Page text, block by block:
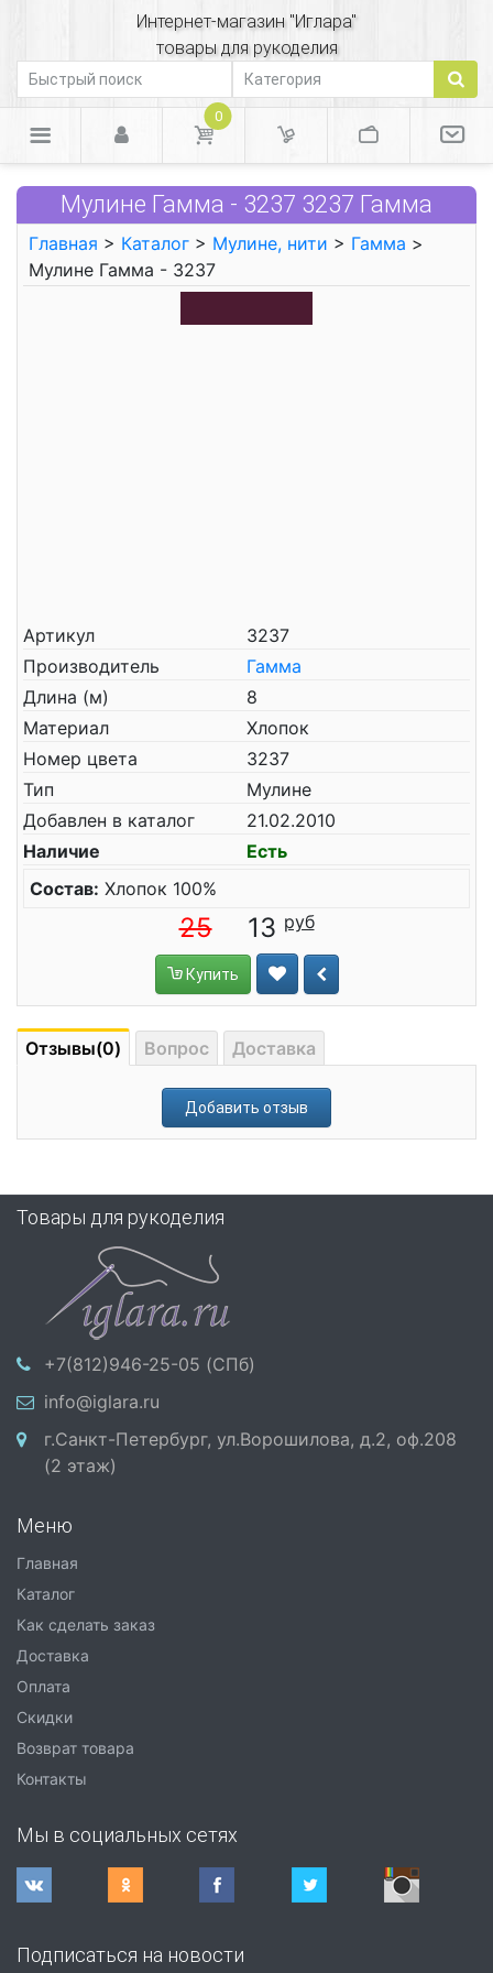
Интернет-магазин "Иглара"
товары для рукоделия
0
Мулине Гамма - 3237 3237 Гамма
Главная > Каталог > Мулине, нити > Гамма >
Мулине Гамма - 3237
Артикул
3237
Производитель
Гамма
Длина (м)
8
Материал
Хлопок
Номер цвета
3237
Тип
Мулине
Добавлен в каталог
21.02.2010
Наличие
Есть
Состав: Хлопок 100%
25 13
Купить
Отзывы(0) Вопрос Доставка
Добавить отзыв
Товары для рукоделия
+7(812)946-25-05 (СПб)
info@iglara.ru
г.Санкт-Петербург, ул.Ворошилова, д.2, оф.208
(2 этаж)
Меню
Главная
Каталог
Как сделать заказ
Доставка
Оплата
Скидки
Возврат товара
Контакты
Мы в социальных сетях
Подписаться на новости